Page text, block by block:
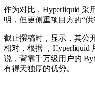
作为对比，Hyperliquid 采
明，但更侧重项目方的“供
截止撰稿时，显示，其公
相对，根据 ，Hyperliquid
说，背靠千万级用户的
有得天独厚的优势。